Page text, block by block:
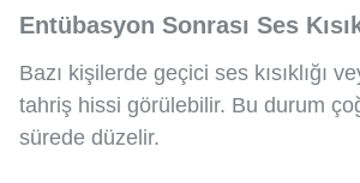
Entübasyon Sonrası Ses
Bazı kişilerde geçici ses kısıklığı
tahriş hissi görülebilir. Bu durum
sürede düzelir.